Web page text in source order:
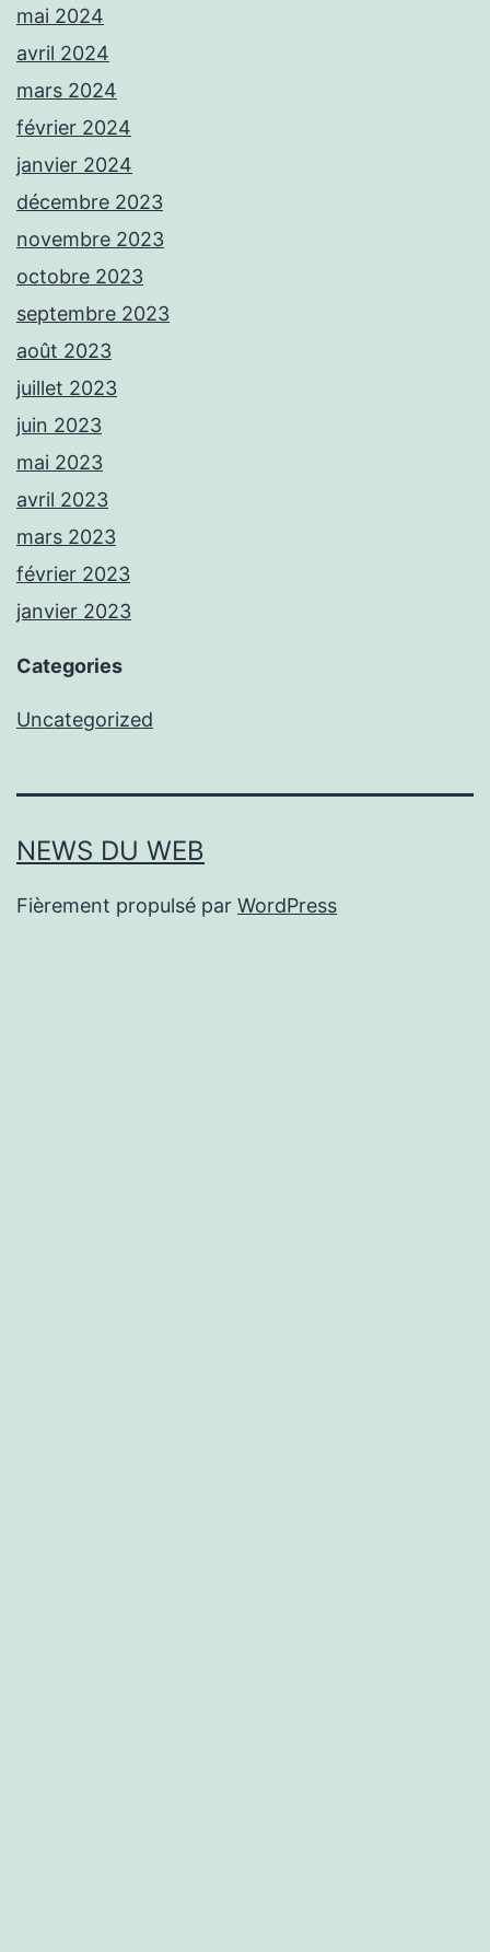
mai 2024
avril 2024
mars 2024
février 2024
janvier 2024
décembre 2023
novembre 2023
octobre 2023
septembre 2023
août 2023
juillet 2023
juin 2023
mai 2023
avril 2023
mars 2023
février 2023
janvier 2023
Categories
Uncategorized
NEWS DU WEB
Fièrement propulsé par WordPress